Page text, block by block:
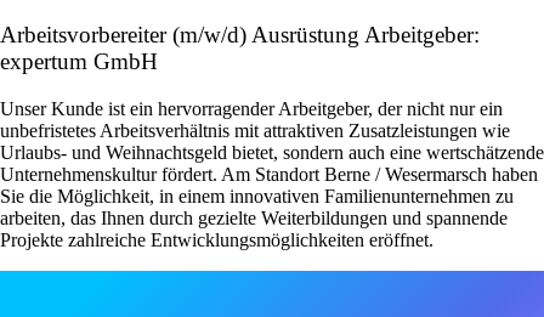
Arbeitsvorbereiter (m/w/d) Ausrüstung Arbeitgeber:
expertum GmbH
Unser Kunde ist ein hervorragender Arbeitgeber, der nicht nur ein
unbefristetes Arbeitsverhältnis mit attraktiven Zusatzleistungen wie
Urlaubs- und Weihnachtsgeld bietet, sondern auch eine wertschätzende
Unternehmenskultur fördert. Am Standort Berne / Wesermarsch haben
Sie die Möglichkeit, in einem innovativen Familienunternehmen zu
arbeiten, das Ihnen durch gezielte Weiterbildungen und spannende
Projekte zahlreiche Entwicklungsmöglichkeiten eröffnet.